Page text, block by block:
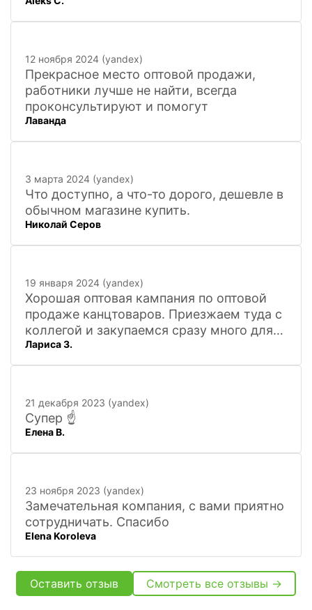
12 ноября 2024 (yandex)
Прекрасное место оптовой продажи,
работники лучше не найти, всегда
проконсультируют и помогут
Лаванда
3 марта 2024 (yandex)
Что доступно, а что-то дорого, дешевле в
обычном магазине купить.
Николай Серов
19 января 2024 (yandex)
Хорошая оптовая кампания по оптовой
продаже канцтоваров. Приезжаем туда с
коллегой и закупаемся сразу много для
офиса. Удобно. Есть практически всё, что
нужно, и по хорошим ценам. Вежливый
искать
Лариса З.
21 декабря 2023 (yandex)
Супер ☝️
Елена В.
23 ноября 2023 (yandex)
Замечательная компания, с вами приятно
сотрудничать. Спасибо
Elena Koroleva
Оставить отзыв Смотреть все отзывы →